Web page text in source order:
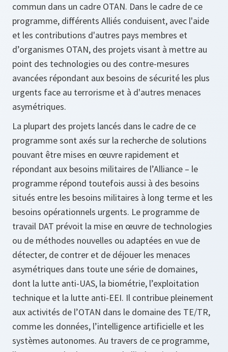
commun dans un cadre OTAN. Dans le cadre de ce
programme, différents Alliés conduisent, avec l'aide
et les contributions d'autres pays membres et
d’organismes OTAN, des projets visant à mettre au
point des technologies ou des contre-mesures
avancées répondant aux besoins de sécurité les plus
urgents face au terrorisme et à d'autres menaces
asymétriques.
La plupart des projets lancés dans le cadre de ce
programme sont axés sur la recherche de solutions
pouvant être mises en œuvre rapidement et
répondant aux besoins militaires de l’Alliance – le
programme répond toutefois aussi à des besoins
situés entre les besoins militaires à long terme et les
besoins opérationnels urgents. Le programme de
travail DAT prévoit la mise en œuvre de technologies
ou de méthodes nouvelles ou adaptées en vue de
détecter, de contrer et de déjouer les menaces
asymétriques dans toute une série de domaines,
dont la lutte anti-UAS, la biométrie, l’exploitation
technique et la lutte anti-EEI. Il contribue pleinement
aux activités de l’OTAN dans le domaine des TE/TR,
comme les données, l’intelligence artificielle et les
systèmes autonomes. Au travers de ce programme,